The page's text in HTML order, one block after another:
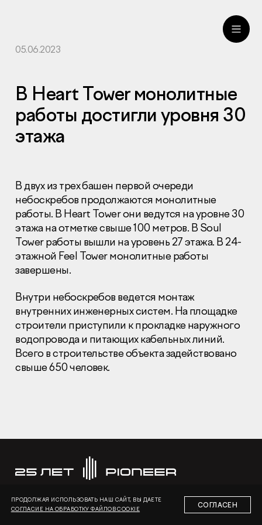
Раскрытие информации
Правовая информация
Сообщить о коррупции
Заказать звонок
© 2001-2026 Компания «Пионер»
05.06.2023
В Heart Tower монолитные
работы достигли уровня 30
этажа
В двух из трех башен первой очереди
небоскребов продолжаются монолитные
работы. В Heart Tower они ведутся на уровне 30
этажа на отметке свыше 100 метров. В Soul
Tower работы вышли на уровень 27 этажа. В 24-
этажной Feel Tower монолитные работы
завершены.
Внутри небоскребов ведется монтаж
внутренних инженерных систем. На площадке
строители приступили к прокладке наружного
водопровода и питающих кабельных линий.
Всего в строительстве объекта задействовано
свыше 650 человек.
ПРОДОЛЖАЯ ИСПОЛЬЗОВАТЬ НАШ САЙТ, ВЫ ДАЕТЕ
СОГЛАСИЕ НА ОБРАБОТКУ ФАЙЛОВ COOKIE
СОГЛАСЕН